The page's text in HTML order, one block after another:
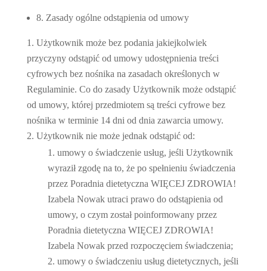
8. Zasady ogólne odstąpienia od umowy
Użytkownik może bez podania jakiejkolwiek
przyczyny odstąpić od umowy udostępnienia treści
cyfrowych bez nośnika na zasadach określonych w
Regulaminie. Co do zasady Użytkownik może odstąpić
od umowy, której przedmiotem są treści cyfrowe bez
nośnika w terminie 14 dni od dnia zawarcia umowy.
Użytkownik nie może jednak odstąpić od:
umowy o świadczenie usług, jeśli Użytkownik
wyraził zgodę na to, że po spełnieniu świadczenia
przez Poradnia dietetyczna WIĘCEJ ZDROWIA!
Izabela Nowak utraci prawo do odstąpienia od
umowy, o czym został poinformowany przez
Poradnia dietetyczna WIĘCEJ ZDROWIA!
Izabela Nowak przed rozpoczęciem świadczenia;
umowy o świadczeniu usług dietetycznych, jeśli